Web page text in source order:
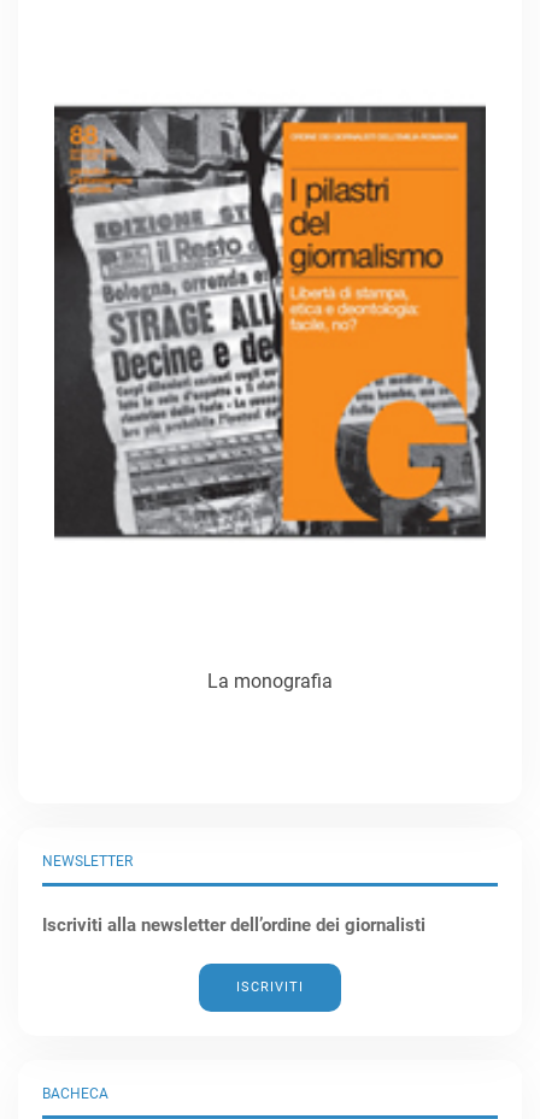
BACHECA
NEWSLETTER
Iscriviti alla newsletter dell’ordine dei giornalisti
ISCRIVITI
La monografia